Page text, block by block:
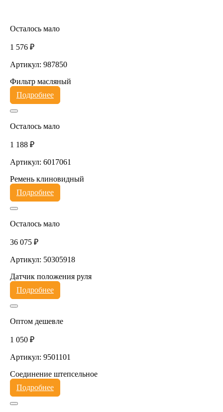
Осталось мало
1 576 ₽
Артикул: 987850
Фильтр масляный
Подробнее
Осталось мало
1 188 ₽
Артикул: 6017061
Ремень клиновидный
Подробнее
Осталось мало
36 075 ₽
Артикул: 50305918
Датчик положения руля
Подробнее
Оптом дешевле
1 050 ₽
Артикул: 9501101
Соединение штепсельное
Подробнее